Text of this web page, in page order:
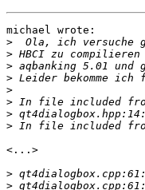
michael wrote:
>
>
>
>
>
>
>
>
<...>
>
>